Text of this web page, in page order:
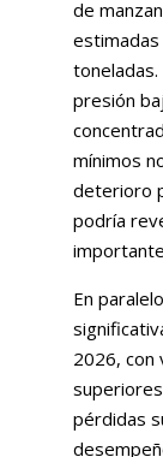
de
presión
mínimos
deterioro
podría
En
2026, con
pérdidas